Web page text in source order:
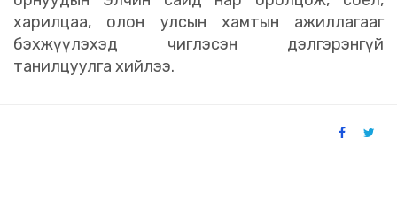
харилцаа, олон улсын хамтын ажиллагааг
бэхжүүлэхэд чиглэсэн дэлгэрэнгүй
танилцуулга хийлээ.